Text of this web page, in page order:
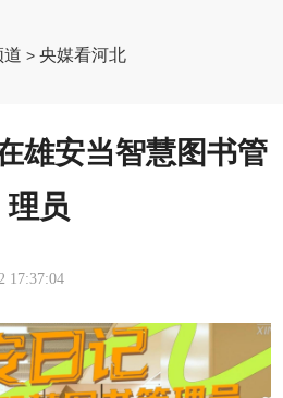
道 >央媒看河北
雄安当智慧图书管
理员
17:37:04